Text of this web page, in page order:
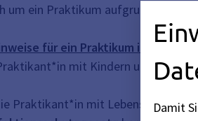
um ein Praktikum aufgrund einer
für ein Praktikum in
mit Kindern und
Praktikant*in mit Lebensmitteln in
Damit